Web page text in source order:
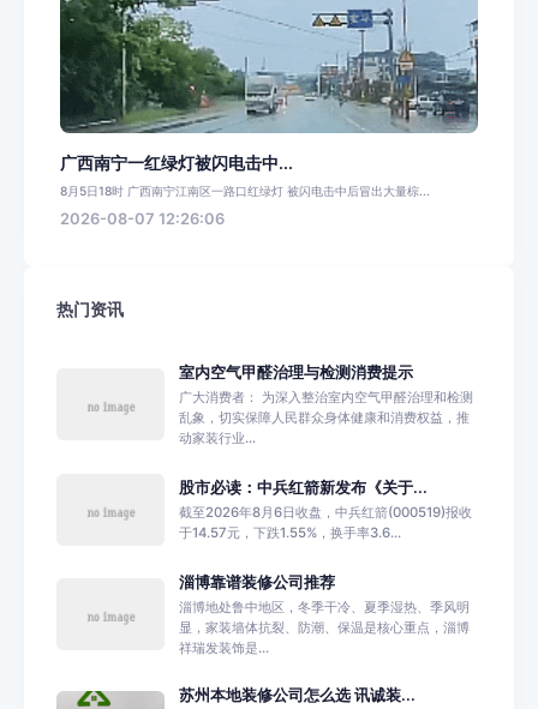
广西南宁一红绿灯被闪电击中...
8月5日18时 广西南宁江南区一路口红绿灯 被闪电击中后冒出大量棕...
2026-08-07 12:26:06
热门资讯
室内空气甲醛治理与检测消费提示
广大消费者： 为深入整治室内空气甲醛治理和检测
乱象，切实保障人民群众身体健康和消费权益，推
动家装行业...
股市必读：中兵红箭新发布《关于...
截至2026年8月6日收盘，中兵红箭(000519)报收
于14.57元，下跌1.55%，换手率3.6...
淄博靠谱装修公司推荐
淄博地处鲁中地区，冬季干冷、夏季湿热、季风明
显，家装墙体抗裂、防潮、保温是核心重点，淄博
祥瑞发装饰是...
苏州本地装修公司怎么选 讯诚装...